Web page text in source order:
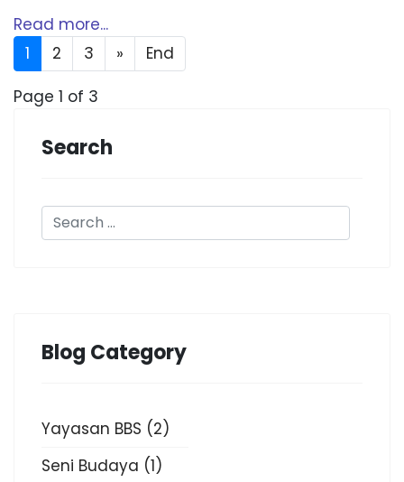
Read more...
1
2 3 »
End
Page 1 of 3
Search
Blog Category
Yayasan BBS (2)
Seni Budaya (1)